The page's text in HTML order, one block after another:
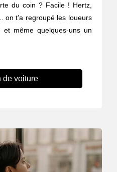
du coin ? Facile ! Hertz,
on t’a regroupé les loueurs
même quelques-uns un
de voiture